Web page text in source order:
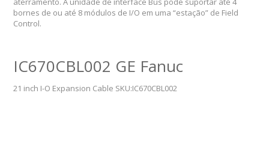
bornes de ou até 8 módulos de I/O em uma “estação” de Field
Control.
IC670CBL002 GE Fanuc
21 inch I-O Expansion Cable SKU:IC670CBL002